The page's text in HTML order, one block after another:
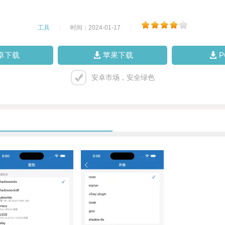
工具 时间：2024-01-17
下载 苹果下载
安卓市场，安全绿色